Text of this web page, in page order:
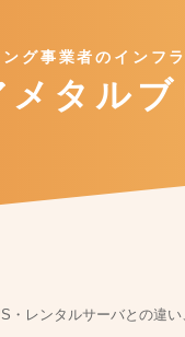
ルとは？
バックアップ
グ事業者のインフ
メタルブ
・レンタルサーバとの違